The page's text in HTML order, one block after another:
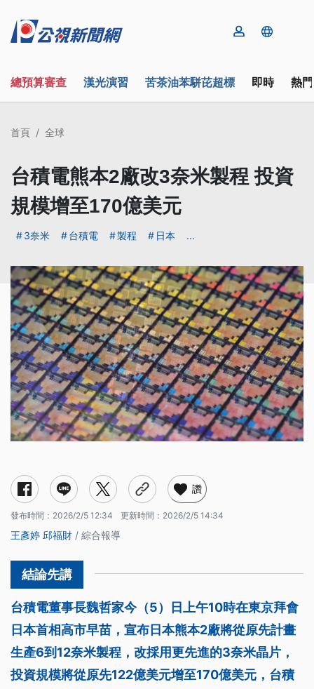
總預算審查 漢光演習 苦茶油苯駢芘超標 即時 熱
首頁 全球
台積電熊本2廠改3奈米製程 投資
規模增至170億美元
3奈米 台積電 製程 日本 ...
讚
發布時間： 2026/2/5 12:34 更新時間： 2026/2/5 14:34
王彥婷 邱福財 / 綜合報導
台積電董事長魏哲家今（5）日上午10時在東京拜會
日本首相高市早苗，宣布日本熊本2廠將從原先計畫
生產6到12奈米製程，改採用更先進的3奈米晶片，
投資規模將從原先122億美元增至170億美元，台積